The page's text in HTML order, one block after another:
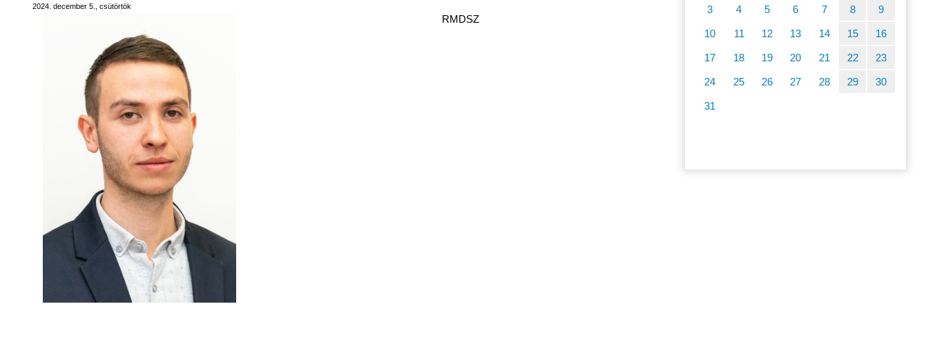
2024. december 5., csütörtök
RMDSZ
3 4 5 6 7 8 9
10 11 12 13 14 15 16
17 18 19 20 21 22 23
24 25 26 27 28 29 30
31